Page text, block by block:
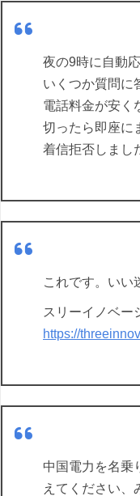
夜の9時に自動
いくつか質問に
電話料金が安く
切ったら即座に
着信拒否しまし
これです。いい
スリーイノベー
https://
中国電力を名乗
えてください、